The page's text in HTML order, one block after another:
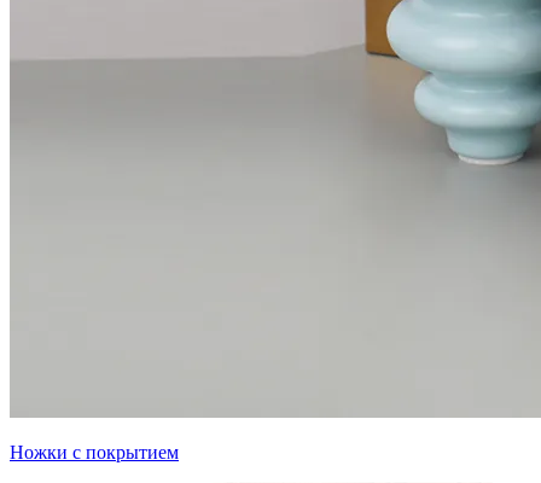
Ножки с покрытием